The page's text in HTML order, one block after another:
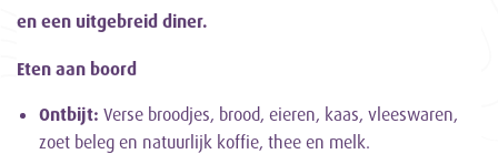
en een uitgebreid diner.
Eten aan boord
Ontbijt: Verse broodjes, brood, eieren, kaas, vleeswaren,
zoet beleg en natuurlijk koffie, thee en melk.